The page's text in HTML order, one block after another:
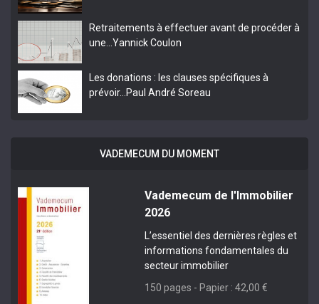
Retraitements à effectuer avant de procéder à
une…Yannick Coulon
Les donations : les clauses spécifiques à
prévoir…Paul André Soreau
VADEMECUM DU MOMENT
Vademecum de l'Immobilier
2026
L’essentiel des dernières règles et
informations fondamentales du
secteur immobilier
150 pages - Papier : 42,00 €